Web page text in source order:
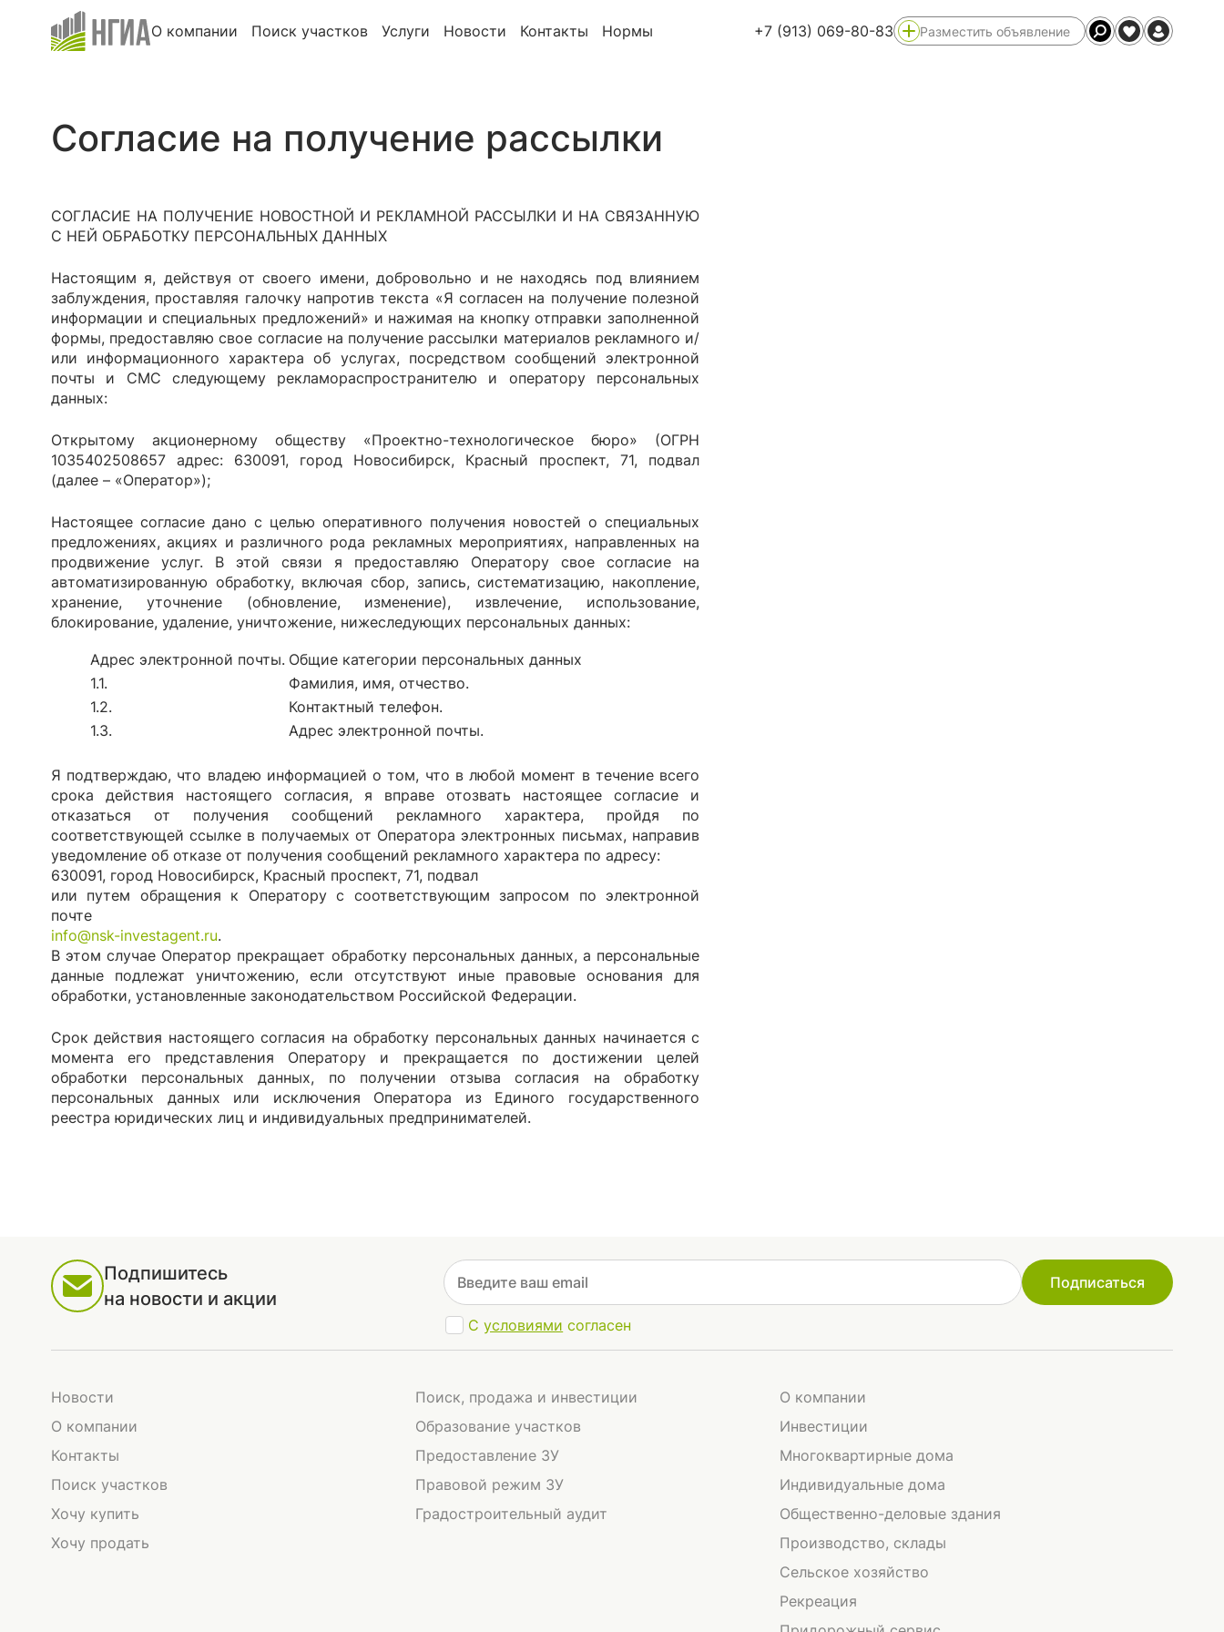
О компании Поиск участков Услуги Новости Контакты Нормы +7 (913) 069-80-83 Разместить объявление
Согласие на получение рассылки
СОГЛАСИЕ НА ПОЛУЧЕНИЕ НОВОСТНОЙ И РЕКЛАМНОЙ РАССЫЛКИ И НА СВЯЗАННУЮ
С НЕЙ ОБРАБОТКУ ПЕРСОНАЛЬНЫХ ДАННЫХ
Настоящим я, действуя от своего имени, добровольно и не находясь под влиянием
заблуждения, проставляя галочку напротив текста «Я согласен на получение полезной
информации и специальных предложений» и нажимая на кнопку отправки заполненной
формы, предоставляю свое согласие на получение рассылки материалов рекламного и/
или информационного характера об услугах, посредством сообщений электронной
почты и СМС следующему рекламораспространителю и оператору персональных
данных:
Открытому акционерному обществу «Проектно-технологическое бюро» (ОГРН
1035402508657 адрес: 630091, город Новосибирск, Красный проспект, 71, подвал
(далее – «Оператор»);
Настоящее согласие дано с целью оперативного получения новостей о специальных
предложениях, акциях и различного рода рекламных мероприятиях, направленных на
продвижение услуг. В этой связи я предоставляю Оператору свое согласие на
автоматизированную обработку, включая сбор, запись, систематизацию, накопление,
хранение, уточнение (обновление, изменение), извлечение, использование,
блокирование, удаление, уничтожение, нижеследующих персональных данных:
Адрес электронной почты. Общие категории персональных данных
1.1.
Фамилия, имя, отчество.
1.2.
Контактный телефон.
1.3.
Адрес электронной почты.
Я подтверждаю, что владею информацией о том, что в любой момент в течение всего
срока действия настоящего согласия, я вправе отозвать настоящее согласие и
отказаться от получения сообщений рекламного характера, пройдя по
соответствующей ссылке в получаемых от Оператора электронных письмах, направив
уведомление об отказе от получения сообщений рекламного характера по адресу:
630091, город Новосибирск, Красный проспект, 71, подвал
или путем обращения к Оператору с соответствующим запросом по электронной
почте
info@nsk-investagent.ru.
В этом случае Оператор прекращает обработку персональных данных, а персональные
данные подлежат уничтожению, если отсутствуют иные правовые основания для
обработки, установленные законодательством Российской Федерации.
Срок действия настоящего согласия на обработку персональных данных начинается с
момента его представления Оператору и прекращается по достижении целей
обработки персональных данных, по получении отзыва согласия на обработку
персональных данных или исключения Оператора из Единого государственного
реестра юридических лиц и индивидуальных предпринимателей.
Подпишитесь
на новости и акции
Подписаться
Сусловиями согласен
Новости
О компании
Контакты
Поиск участков
Хочу купить
Хочу продать
Поиск, продажа и инвестиции
Образование участков
Предоставление ЗУ
Правовой режим ЗУ
Градостроительный аудит
О компании
Инвестиции
Многоквартирные дома
Индивидуальные дома
Общественно-деловые здания
Производство, склады
Сельское хозяйство
Рекреация